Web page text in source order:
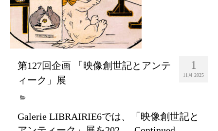
1
11月 2025
第127回企画 「映像創世記とアンテ
ィーク」展
Galerie LIBRAIRIE6では、「映像創世記と